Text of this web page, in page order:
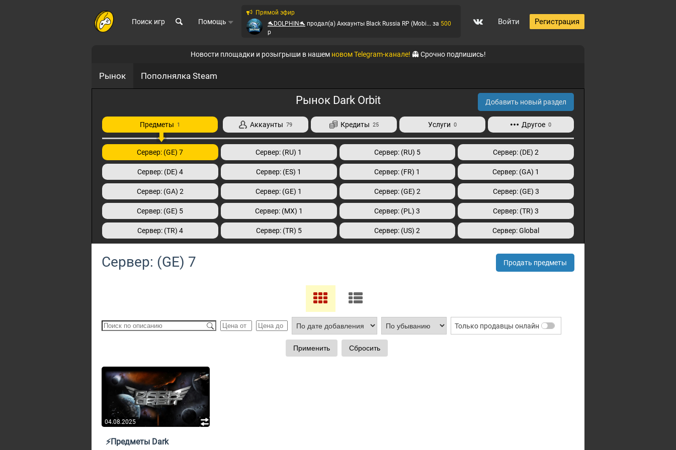
Поиск игр Помощь
Прямой эфир
🐬DOLPHIN🐬 продал(а) Аккаунты Black Russia RP (Mobi... за 500
p
QTEпродал(а)Аккаунты Amazing-RPза33p
QTEпродал(а) Аккаунты Amazing-RPза320p
QTEпродал(а) Аккаунты Black Russia RP (Mobi... за111
QTEпродал(а) Аккаунты Black Russia RP (Mobi...за 149
Войти Регистрация
Новости площадки и розыгрыши в нашем новом Telegram-канале! 👻 Срочно подпишись!
Рынок Пополнялка Steam
Рынок Dark Orbit Добавить новый раздел
Предметы 1 Аккаунты 79 Кредиты 25 Услуги 0 Другое 0
Сервер: (GE) 7 Сервер: (RU) 1 Сервер: (RU) 5 Сервер: (DE) 2
Сервер: (DE) 4 Сервер: (ES) 1 Сервер: (FR) 1 Сервер: (GA) 1
Сервер: (GA) 2 Сервер: (GE) 1 Сервер: (GE) 2 Сервер: (GE) 3
Сервер: (GE) 5 Сервер: (MX) 1 Сервер: (PL) 3 Сервер: (TR) 3
Сервер: (TR) 4 Сервер: (TR) 5 Сервер: (US) 2 Сервер: Global
Сервер: (GE) 7 Продать предметы
Только продавцы онлайн
04.08.2025
⚡Предметы Dark